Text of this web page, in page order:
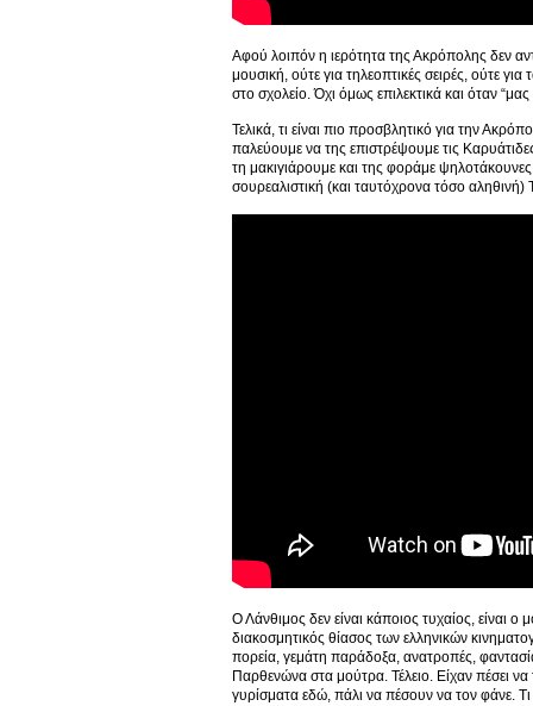
Αφού λοιπόν η ιερότητα της Ακρόπολης δεν
μουσική, ούτε για τηλεοπτικές σειρές, ούτε
στο σχολείο. Όχι όμως επιλεκτικά και όταν
Τελικά, τι είναι πιο προσβλητικό για την
παλεύουμε να της επιστρέψουμε τις
τη μακιγιάρουμε και της φοράμε
σουρεαλιστική (και ταυτόχρονα τόσο αληθινή)
Ο Λάνθιμος δεν είναι κάποιος τυχαίος, είναι
διακοσμητικός θίασος των ελληνικών
πορεία, γεμάτη παράδοξα, ανατροπές,
Παρθενώνα στα μούτρα. Τέλειο. Είχαν πέσει
γυρίσματα εδώ, πάλι να πέσουν να τον φάνε.